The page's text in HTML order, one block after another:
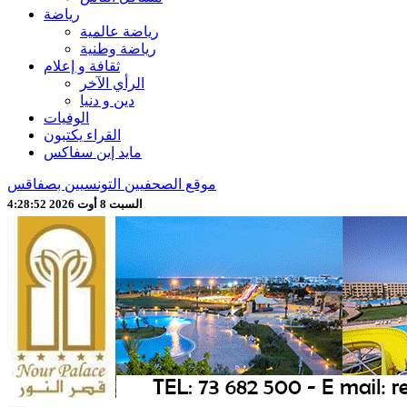
رياضة
رياضة عالمية
رياضة وطنية
ثقافة و إعلام
الرأي الآخر
دين و دنيا
الوفيات
القراء يكتبون
مايد إين سفاكس
موقع الصحفيين التونسيين بصفاقس
السبت 8 أوت 2026 4:28:54